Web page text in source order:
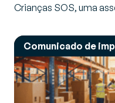
Crianças SOS, uma
Comunicado de